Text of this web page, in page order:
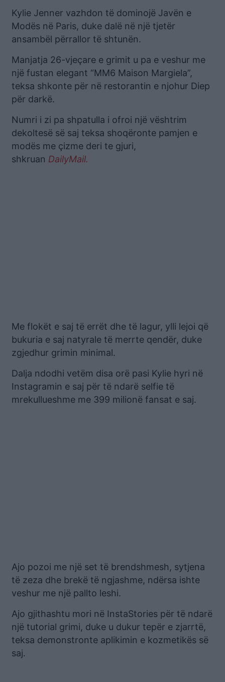
Kylie Jenner vazhdon të dominojë Javën e
Modës në Paris, duke dalë në një tjetër
ansambël përrallor të shtunën.
Manjatja 26-vjeçare e grimit u pa e veshur me
një fustan elegant “MM6 Maison Margiela”,
teksa shkonte për në restorantin e njohur Diep
për darkë.
Numri i zi pa shpatulla i ofroi një vështrim
dekoltesë së saj teksa shoqëronte pamjen e
modës me çizme deri te gjuri,
shkruan DailyMail.
Me flokët e saj të errët dhe të lagur, ylli lejoi që
bukuria e saj natyrale të merrte qendër, duke
zgjedhur grimin minimal.
Dalja ndodhi vetëm disa orë pasi Kylie hyri në
Instagramin e saj për të ndarë selfie të
mrekullueshme me 399 milionë fansat e saj.
Ajo pozoi me një set të brendshmesh, sytjena
të zeza dhe brekë të ngjashme, ndërsa ishte
veshur me një pallto leshi.
Ajo gjithashtu mori në InstaStories për të ndarë
një tutorial grimi, duke u dukur tepër e zjarrtë,
teksa demonstronte aplikimin e kozmetikës së
saj.